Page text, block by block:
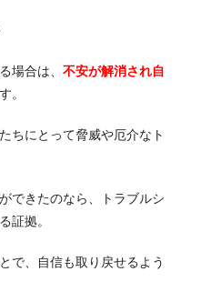
場合は、 不安が解消され自
。
ちにとって脅威や厄介なト
できたのなら、トラブルシ
証拠。
で、自信も取り戻せるよう